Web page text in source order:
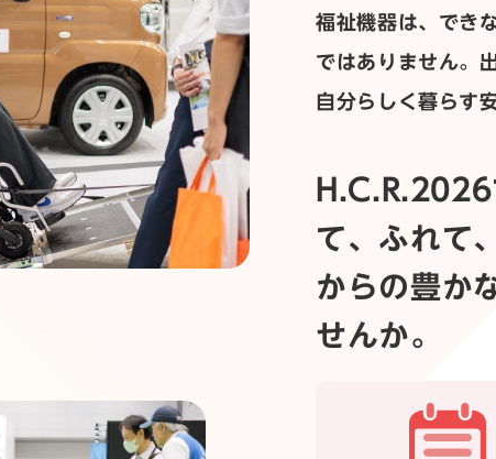
福祉機器は、でき
ではありません。
自分らしく暮らす
て、ふれて
からの豊か
せんか。